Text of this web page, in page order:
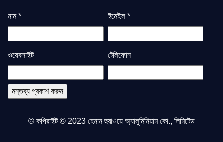
নাম* ইমেইল*
ওয়েবসাইট টেলিফোন
© কপিরাইট © 2023 হেনান হুয়াওয়ে অ্যালুমিনিয়াম কো., লিমিটেড